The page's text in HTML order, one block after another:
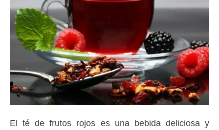
El té de frutos rojos es una bebida deliciosa y